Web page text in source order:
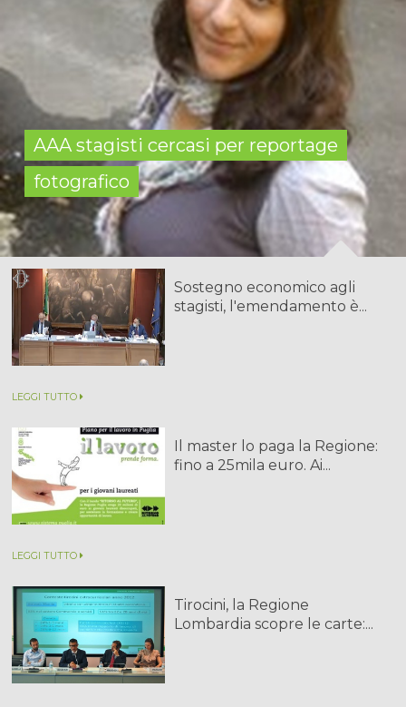
AAA stagisti cercasi per reportage
fotografico
Sostegno economico agli
stagisti, l'emendamento è...
LEGGI TUTTO
Il master lo paga la Regione:
fino a 25mila euro. Ai...
LEGGI TUTTO
Tirocini, la Regione
Lombardia scopre le carte:...